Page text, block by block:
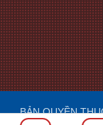
BẢN QUYỀN